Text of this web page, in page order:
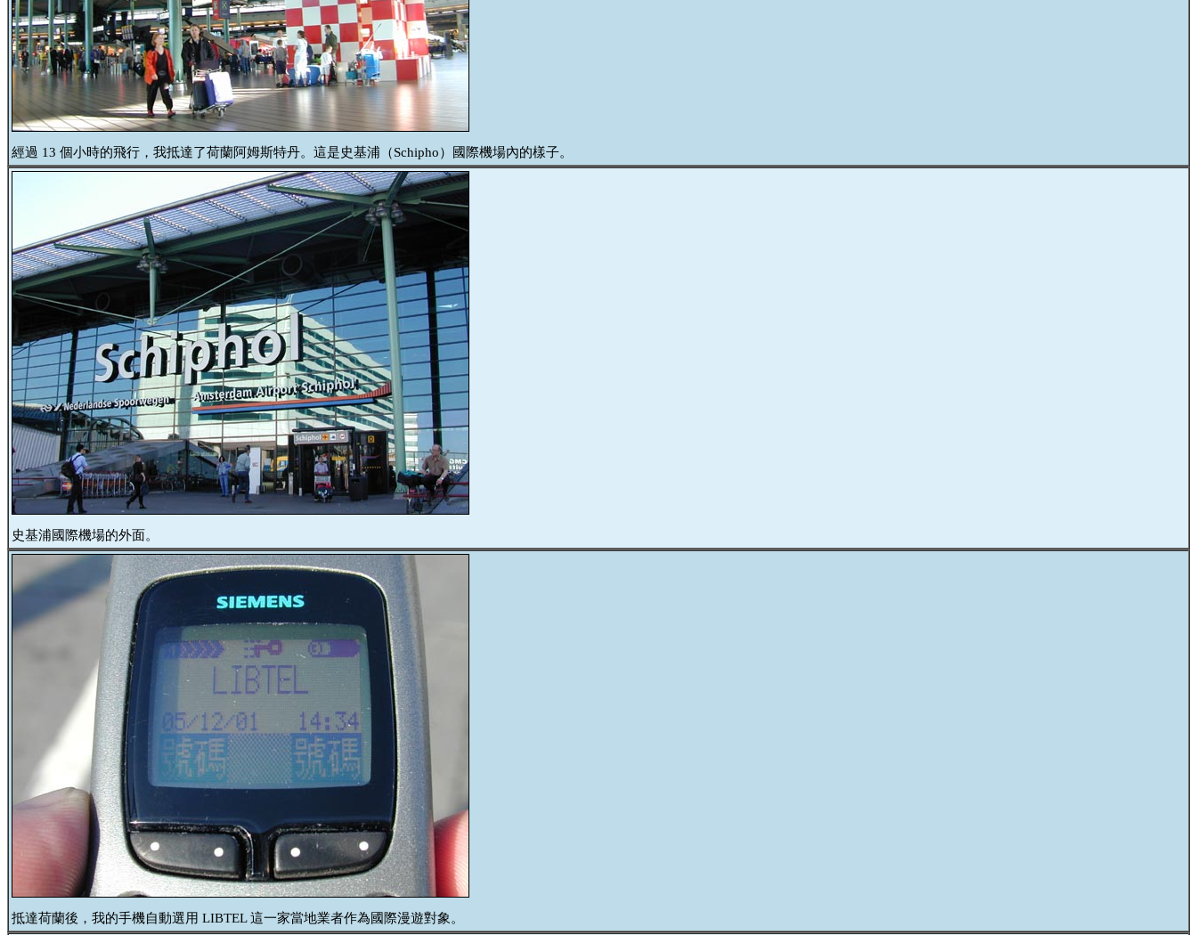
經過 13 個小時的飛行，我抵達了荷蘭阿姆斯特丹。這是史基浦（Schipho）國際機場內的樣子。
史基浦國際機場的外面。
抵達荷蘭後，我的手機自動選用 LIBTEL 這一家當地業者作為國際漫遊對象。